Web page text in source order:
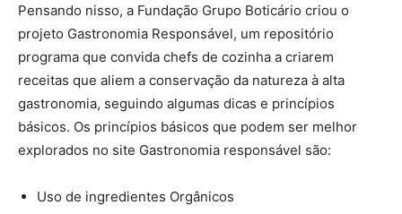
Pensando nisso, a Fundação Grupo Boticário criou o
projeto Gastronomia Responsável, um repositório
programa que convida chefs de cozinha a criarem
receitas que aliem a conservação da natureza à alta
gastronomia, seguindo algumas dicas e princípios
básicos. Os princípios básicos que podem ser melhor
explorados no site Gastronomia responsável são:
Uso de ingredientes Orgânicos